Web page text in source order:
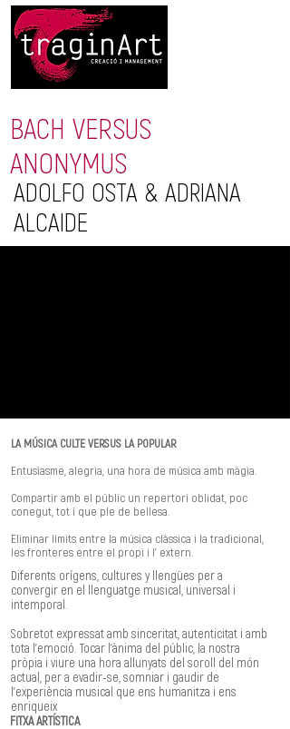
BACH VERSUS
ANONYMUS
ADOLFO OSTA & ADRIANA
ALCAIDE
LA MÚSICA CULTE VERSUS LA POPULAR
Entusiasme, alegria, una hora de música amb màgia.
Compartir amb el públic un repertori oblidat, poc
conegut, tot i que ple de bellesa.
Eliminar límits entre la música clàssica i la tradicional,
les fronteres entre el propi i l’ extern.
Diferents orígens, cultures y llengües per a
convergir en el llenguatge musical, universal i
intemporal.
Sobretot expressat amb sinceritat, autenticitat i amb
tota l’emoció. Tocar l’ànima del públic, la nostra
pròpia i viure una hora allunyats del soroll del món
actual, per a evadir-se, somniar i gaudir de
l’experiència musical que ens humanitza i ens
enriqueix
FITXA ARTÍSTICA